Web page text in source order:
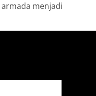
menjadi